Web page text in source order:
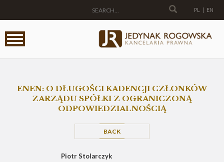
PL | EN
ENEN: O DŁUGOŚCI KADENCJI CZŁONKÓW
ZARZĄDU SPÓŁKI Z OGRANICZONĄ
ODPOWIEDZIALNOŚCIĄ
BACK
Piotr Stolarczyk